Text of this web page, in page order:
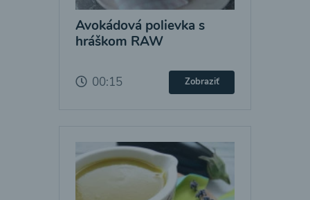
Avokádová polievka s
hráškom RAW
00:15 Zobraziť